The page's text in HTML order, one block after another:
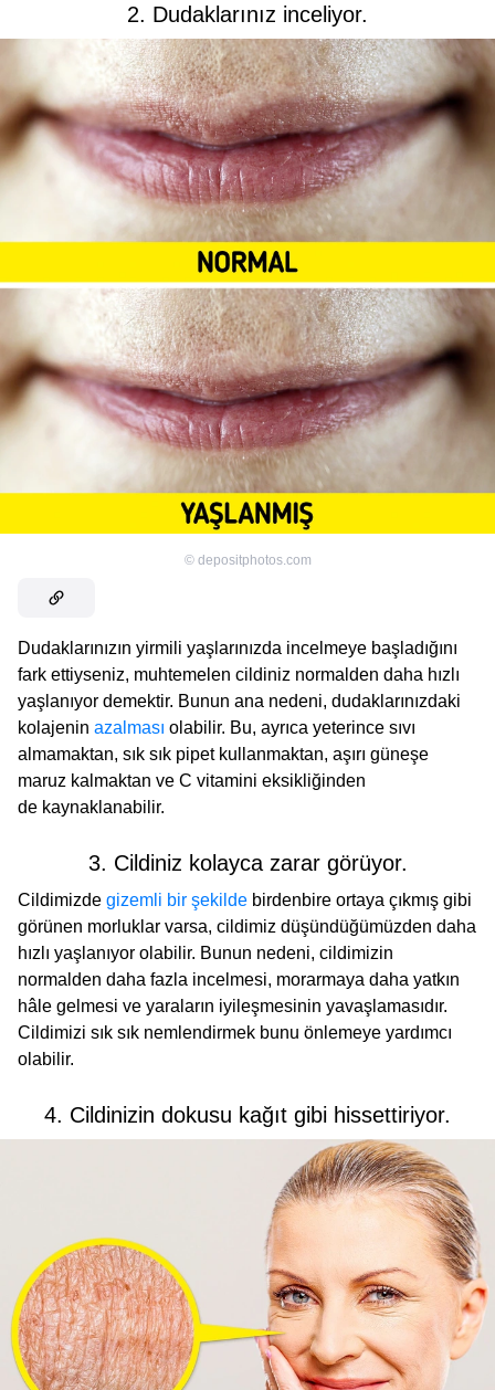
2. Dudaklarınız inceliyor.
© depositphotos.com
Dudaklarınızın yirmili yaşlarınızda incelmeye başladığını
fark ettiyseniz, muhtemelen cildiniz normalden daha hızlı
yaşlanıyor demektir. Bunun ana nedeni, dudaklarınızdaki
kolajenin azalması olabilir. Bu, ayrıca yeterince sıvı
almamaktan, sık sık pipet kullanmaktan, aşırı güneşe
maruz kalmaktan ve C vitamini eksikliğinden
de kaynaklanabilir.
3. Cildiniz kolayca zarar görüyor.
Cildimizde gizemli bir şekilde birdenbire ortaya çıkmış gibi
görünen morluklar varsa, cildimiz düşündüğümüzden daha
hızlı yaşlanıyor olabilir. Bunun nedeni, cildimizin
normalden daha fazla incelmesi, morarmaya daha yatkın
hâle gelmesi ve yaraların iyileşmesinin yavaşlamasıdır.
Cildimizi sık sık nemlendirmek bunu önlemeye yardımcı
olabilir.
4. Cildinizin dokusu kağıt gibi hissettiriyor.